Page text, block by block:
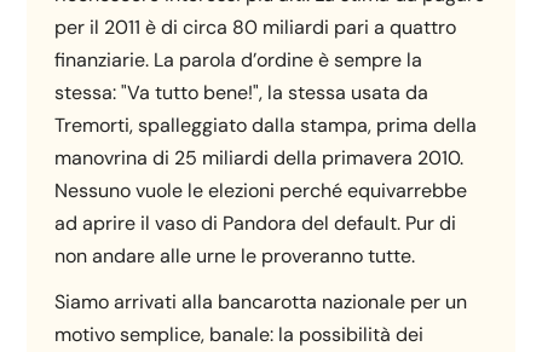
per il 2011 è di circa 80 miliardi pari a quattro
finanziarie. La parola d’ordine è sempre la
stessa: "Va tutto bene!", la stessa usata da
Tremorti, spalleggiato dalla stampa, prima della
manovrina di 25 miliardi della primavera 2010.
Nessuno vuole le elezioni perché equivarrebbe
ad aprire il vaso di Pandora del default. Pur di
non andare alle urne le proveranno tutte.
Siamo arrivati alla bancarotta nazionale per un
motivo semplice, banale: la possibilità dei